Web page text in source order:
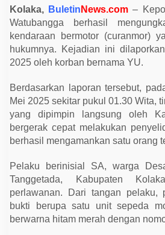
a
n
d
a
r
i
2
J
a
m
o
e
h
l
s
k
W
t
Kolaka, Buletin News.com –
Watubangga berhasil
kendaraan bermotor (curanmor)
hukumnya. Kejadian ini
2025 oleh korban bernama YU.
Berdasarkan laporan tersebut,
Mei 2025 sekitar pukul 01.30 Wita,
yang dipimpin langsung oleh
bergerak cepat melakukan
berhasil mengamankan satu orang
Pelaku berinisial SA, warga
Tanggetada, Kabupaten
perlawanan. Dari tangan pelaku,
bukti berupa satu unit sepeda
berwarna hitam merah dengan